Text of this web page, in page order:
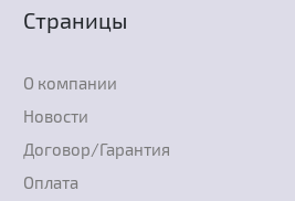
Страницы
О компании
Новости
Договор/Гарантия
Оплата